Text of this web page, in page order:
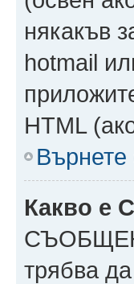
някакъв
hotmail
HTML
Върнете
Какво
трябва